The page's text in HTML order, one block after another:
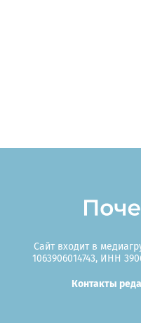
Сайт входит в
1063906014743, ИНН
Контакты